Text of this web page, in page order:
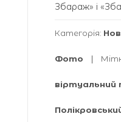
Збараж» і
Категорія:
Фото
віртуальний